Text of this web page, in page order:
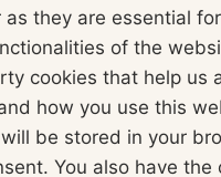
as they are essential
of the
cookies that help us
how you use this
be stored in your
You also have